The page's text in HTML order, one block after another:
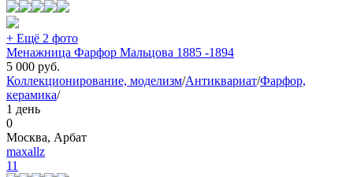
+ Ещё 2 фото
Менажница Фарфор Мальцова 1885 -1894
5 000 руб.
Коллекционирование, моделизм/Антиквариат/Фарфор,
керамика/
1 день
0
Москва, Арбат
maxallz
11